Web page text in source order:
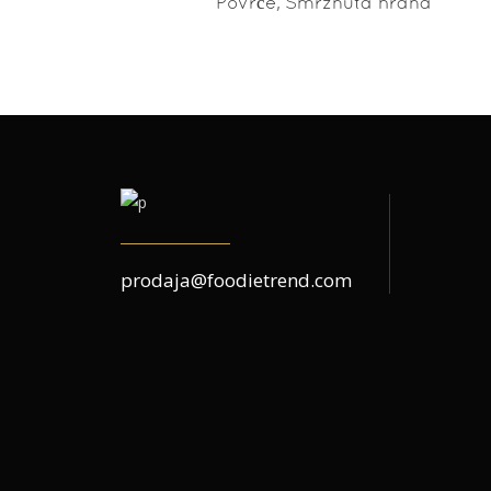
prodaja@foodietrend.com